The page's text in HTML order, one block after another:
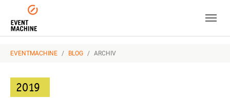
Skip to main navigation
Zum Hauptinhalt springen
Skip to page footer
EVENTMACHINE BLOG ARCHIV
2019